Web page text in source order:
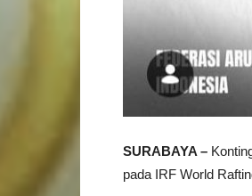
SURABAYA –
pada IRF World